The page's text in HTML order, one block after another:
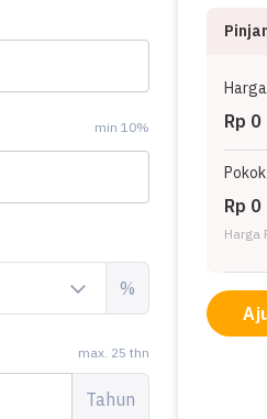
min 10%
%
max. 25 thn
Tahun
Rp 0
Rp 0
Harga